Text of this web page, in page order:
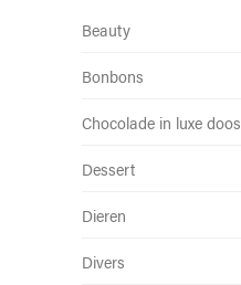
Beauty
Bonbons
Chocolade in luxe doos
Dessert
Dieren
Divers